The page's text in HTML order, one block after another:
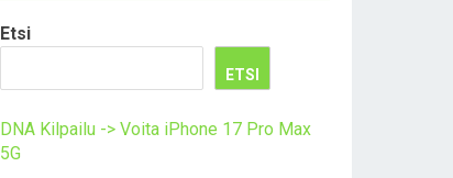
Etsi
ETSI
DNA Kilpailu -> Voita iPhone 17 Pro Max
5G